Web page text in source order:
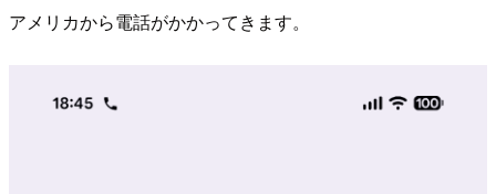
アメリカから電話がかかってきます。